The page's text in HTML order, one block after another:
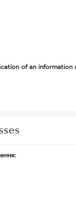
of an information